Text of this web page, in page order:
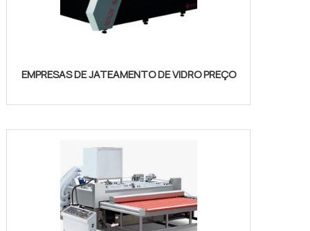
EMPRESAS DE JATEAMENTO DE VIDRO PREÇO